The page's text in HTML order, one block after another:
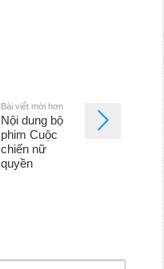
Bài viết mới hơn
Nội dung bộ
phim Cuộc
chiến nữ
quyền